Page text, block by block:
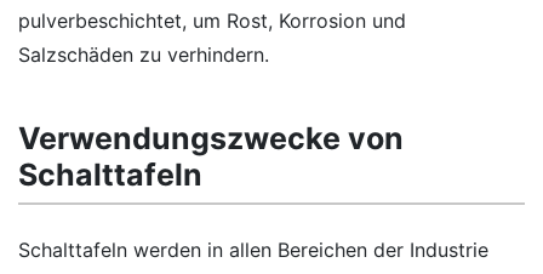
pulverbeschichtet, um Rost, Korrosion und
Salzschäden zu verhindern.
Verwendungszwecke von
Schalttafeln
Schalttafeln werden in allen Bereichen der Industrie